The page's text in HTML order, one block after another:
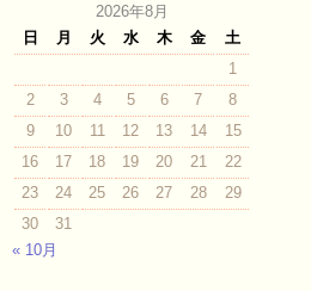
2026年8月
日
月 火 水 木 金
土
1
2
3 4 5 6 7
8
9
10 11 12 13 14
15
16
17 18 19 20 21
22
23
24 25 26 27 28
29
30
31
« 10月